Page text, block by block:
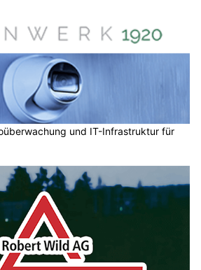
und IT-Infrastruktur für